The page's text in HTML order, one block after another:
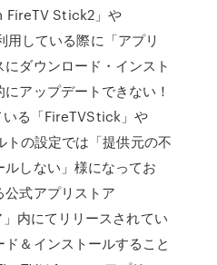
FireTV Stick2」や
用している際に「アプリ
ダウンロード・インスト
アップデートできない！
る「FireTVStick」や
トの設定では「提供元の不
しない」様になってお
公式アプリストア
内にてリリースされてい
＆インストールすること